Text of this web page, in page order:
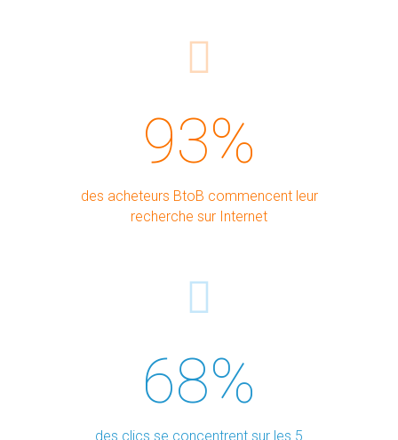
68%
des clics se concentrent sur les 5
70%